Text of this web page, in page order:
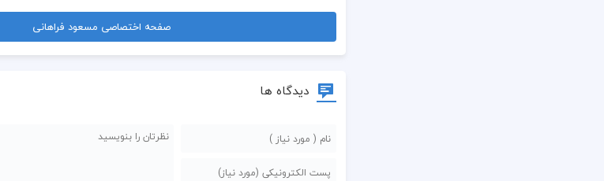
صفحه اختصاصی مسعود فراهانی
دیدگاه ها